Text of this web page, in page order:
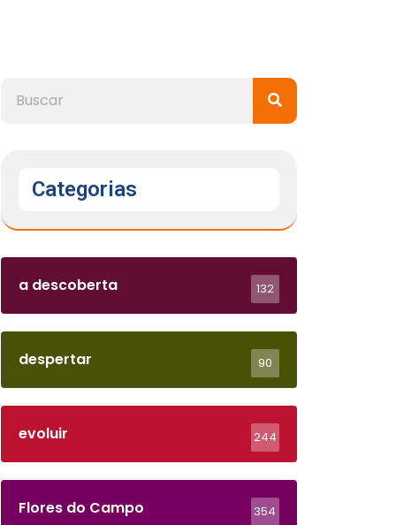
Categorias
a descoberta 132
despertar 90
evoluir 244
Flores do Campo 354